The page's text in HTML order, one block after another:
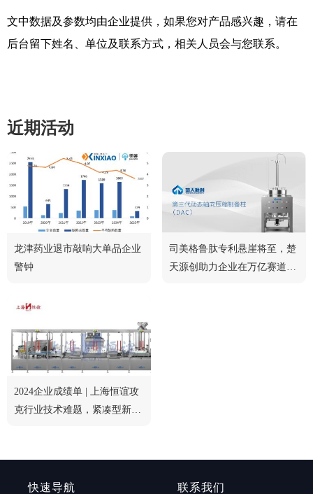
文中数据及参数均由企业提供，如果您对产品感兴趣，请在
后台留下姓名、单位及联系方式，相关人员会与您联系。
近期活动
龙津药业退市敲响大单品企业
警钟
司美格鲁肽专利悬崖将至，楚
天源创助力企业在万亿赛道中
2024企业成绩单 | 上海恒谊攻
克行业技术难题，紧凑型新品
快速导航 联系我们